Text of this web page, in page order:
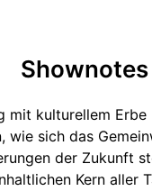
Shownotes
mit kulturellem Erbe
wie sich das
der Zukunft
Kern aller